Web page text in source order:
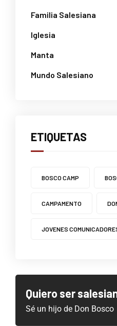
Familia Salesiana
Iglesia
Manta
Mundo Salesiano
ETIQUETAS
BOSCO CAMP
CAMPAMENTO
JOVENES
Quiero ser
Sé un hijo de Don Bosco